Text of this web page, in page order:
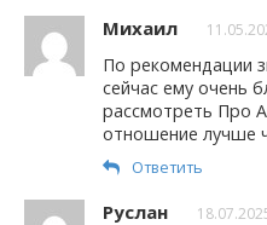
Михаил
По рекомендации
сейчас ему очень
рассмотреть Про
отношение лучше
Ответить
Руслан